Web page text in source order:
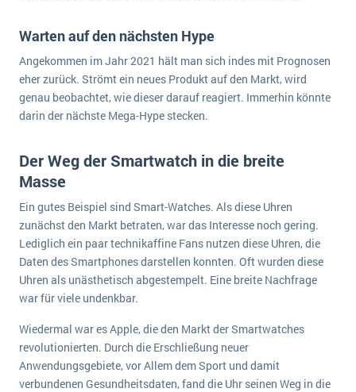
SAP übernimmt Reltio für eine bessere
Datenintegration
Die „SaaSpocalypse“: Was ist das und was bedeutet es für die Zukunft von Unternehmenssoftware?
SAP investiert mit zwei strategischen Übernahmen in Enterprise-KI
ERP-Trends in der Produktion
Warten auf den nächsten Hype
Angekommen im Jahr 2021 hält man sich indes mit Prognosen
eher zurück. Strömt ein neues Produkt auf den Markt, wird
genau beobachtet, wie dieser darauf reagiert. Immerhin könnte
darin der nächste Mega-Hype stecken.
Der Weg der Smartwatch in die breite
Masse
Ein gutes Beispiel sind Smart-Watches. Als diese Uhren
zunächst den Markt betraten, war das Interesse noch gering.
Lediglich ein paar technikaffine Fans nutzen diese Uhren, die
Daten des Smartphones darstellen konnten. Oft wurden diese
Uhren als unästhetisch abgestempelt. Eine breite Nachfrage
war für viele undenkbar.
Wiedermal war es Apple, die den Markt der Smartwatches
revolutionierten. Durch die Erschließung neuer
Anwendungsgebiete, vor Allem dem Sport und damit
verbundenen Gesundheitsdaten, fand die Uhr seinen Weg in die